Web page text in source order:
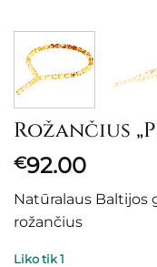
Rožančius
€92.00
Natūralaus
rožančius
Liko tik 1